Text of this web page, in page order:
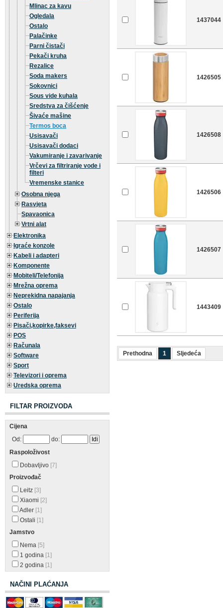
Mlinac za kavu
Ogledala
Ostalo
Palačinke
Parni čistači
Pekači kruha
Rezalice
Soda makers
Sokovnici
Sous vide kuhala
Sredstva za čišćenje
Šivaće mašine
Termos boca
Usisavači
Usisavači dodaci
Vakumiranje i zavarivanje
Vrčevi za filtriranje vode i
filteri
Vremenske stanice
Osobna njega
Rasvjeta
Spavaonica
Vrtni alat
Elektronika
Igraće konzole
Kabeli i adapteri
Komponente
Mobiteli/Telefonija
Mrežna oprema
Neprekidna napajanja
Ostalo
Periferija
Pisači,kopirke,faksevi
POS
Računala
Software
Sport
Televizori i oprema
Uredska oprema
FILTAR PROIZVODA
Cijena
Od:
do:
Raspoloživost
Dobavljivo [7]
Proizvođač
Leitz [3]
Xiaomi [2]
Adler [1]
Ostali [1]
Jamstvo
Nema [5]
1 godina [1]
2 godina [1]
NAČINI PLAĆANJA
1437044
1426505
1426508
1426506
1426507
1443409
Prethodna 1 Sljedeća